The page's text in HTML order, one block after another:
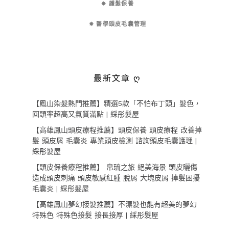
✵ 護髮保養
✵ 醫學頭皮毛囊管理
最新文章 ღ
【鳳山染髮熱門推薦】精選5款「不怕布丁頭」髮色，
回頭率超高又氣質滿點 | 綵彤髮屋
【高雄鳳山頭皮療程推薦】頭皮保養 頭皮療程 改善掉
髮 頭皮屑 毛囊炎 專業頭皮檢測 諮詢頭皮毛囊護理 |
綵彤髮屋
【頭皮保養療程推薦】 帛琉之旅 絕美海景 頭皮曬傷
造成頭皮刺痛 頭皮敏感紅腫 脫屑 大塊皮屑 掉髮困擾
毛囊炎 | 綵彤髮屋
【高雄鳳山夢幻接髮推薦】不漂髮也能有超美的夢幻
特殊色 特殊色接髮 接長接厚 | 綵彤髮屋